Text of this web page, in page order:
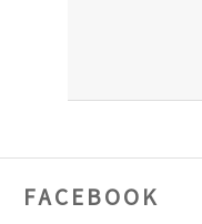
FACEBOOK